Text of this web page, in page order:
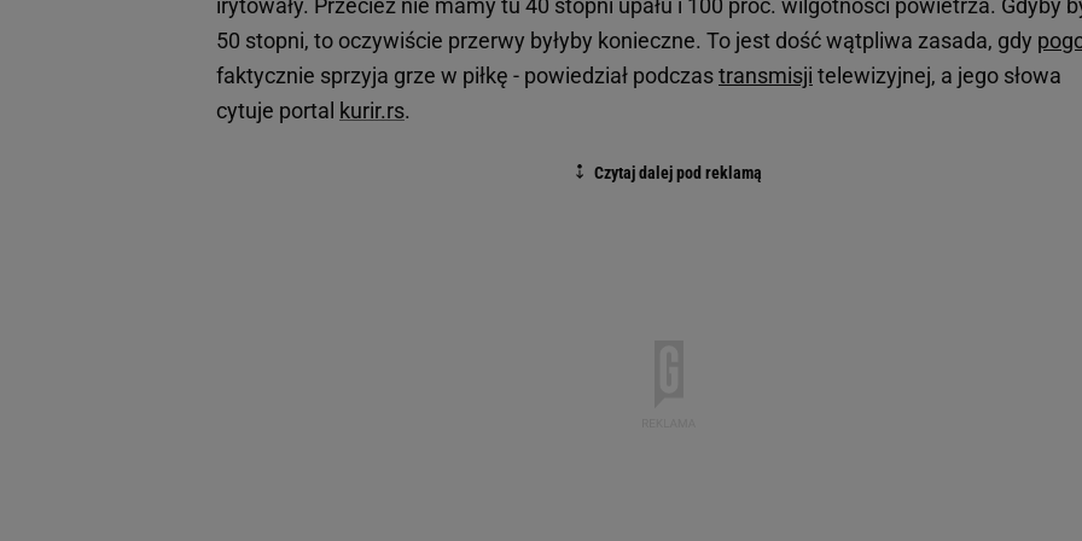
irytowały. Przecież nie mamy tu 40 stopni upału i 100 proc. wilgotności powietrza. Gdyby
50 stopni, to oczywiście przerwy byłyby konieczne. To jest dość wątpliwa zasada, gdy
faktycznie sprzyja grze w piłkę - powiedział podczastransmisji telewizyjnej, a jego słowa
cytuje portal kurir.rs.